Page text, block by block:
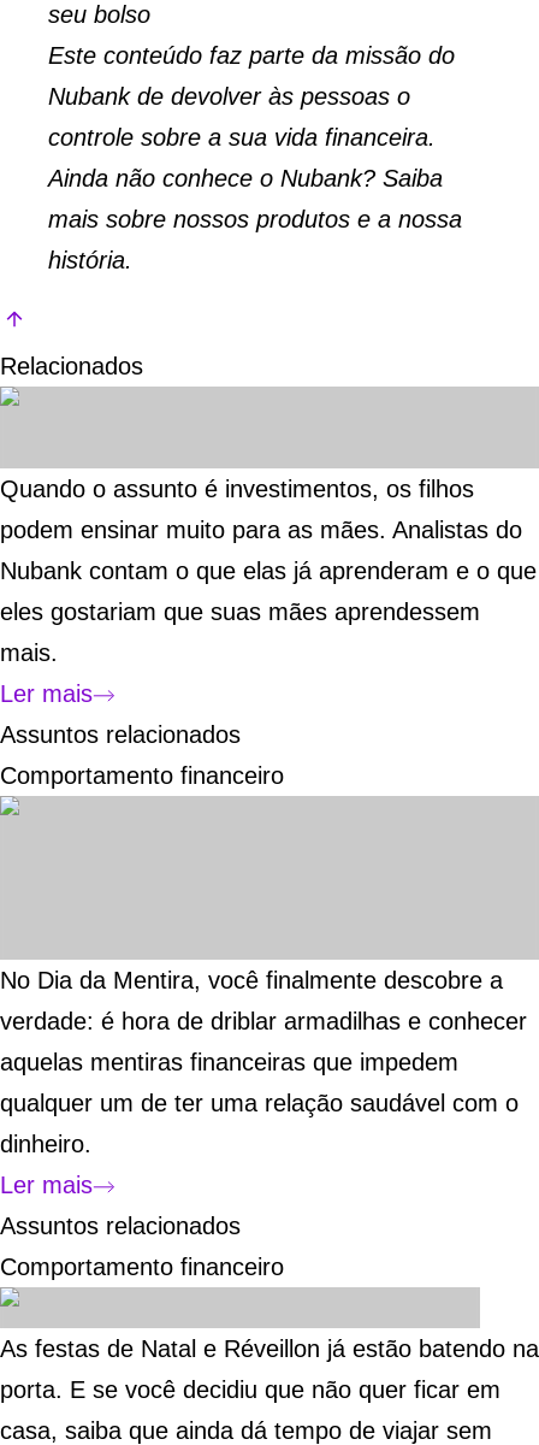
seu bolso
Este conteúdo faz parte da missão do
Nubank de devolver às pessoas o
controle sobre a sua vida financeira.
Ainda não conhece o Nubank? Saiba
mais sobre nossos produtos e a nossa
história.
Relacionados
Quando o assunto é investimentos, os filhos
podem ensinar muito para as mães. Analistas do
Nubank contam o que elas já aprenderam e o que
eles gostariam que suas mães aprendessem
mais.
Ler mais
Assuntos relacionados
Comportamento financeiro
No Dia da Mentira, você finalmente descobre a
verdade: é hora de driblar armadilhas e conhecer
aquelas mentiras financeiras que impedem
qualquer um de ter uma relação saudável com o
dinheiro.
Ler mais
Assuntos relacionados
Comportamento financeiro
As festas de Natal e Réveillon já estão batendo na
porta. E se você decidiu que não quer ficar em
casa, saiba que ainda dá tempo de viajar sem